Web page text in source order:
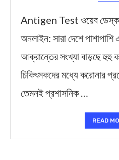
Antigen Test ওয়েব ডেস্ক,
অনলাইন: সারা দেশে পাশাপাশি
আক্রান্তের সংখ্যা বাড়ছে হুহু
চিকিৎসকদের মধ্যে করোনার
তেমনই প্রশাসনিক …
READ